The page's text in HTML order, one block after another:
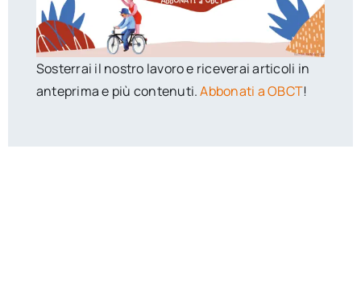
Sosterrai il nostro lavoro e riceverai articoli in
anteprima e più contenuti.Abbonati a OBCT!